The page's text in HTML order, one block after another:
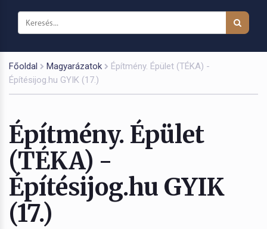
Főoldal Magyarázatok
Építmény. Épület (TÉKA) -
Építésijog.hu GYIK (17.)
Építmény. Épület
(TÉKA) -
Építésijog.hu GYIK
(17.)